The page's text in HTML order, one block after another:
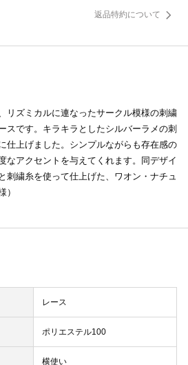
返品特約について
リズミカルに連なったサークル模様の刺繍
スです。キラキラとしたシルバーラメの刺
仕上げました。シンプルながらも存在感の
なアクセントを与えてくれます。同デザイ
刺繍糸を使って仕上げた、ワオン・ナチュ
）
レース
ポリエステル100
横使い